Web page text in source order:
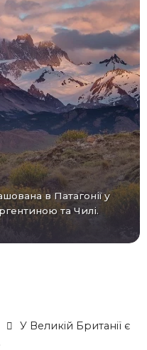
та Чилі.
У Великій Британії є